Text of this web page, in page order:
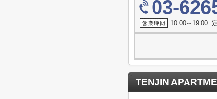
03-
10:00～19:00
TENJIN